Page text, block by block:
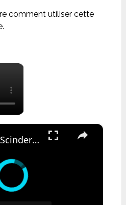
comment utiliser cette
×
×
Excel 365 : Scinder une fenêtre vs figer les volets – Quelle est la différence ?